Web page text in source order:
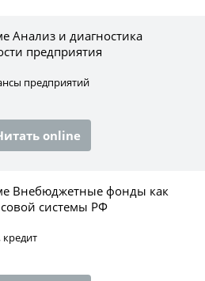
Анализ и диагностика
предприятия
предприятий
online
Внебюджетные фонды как
системы РФ